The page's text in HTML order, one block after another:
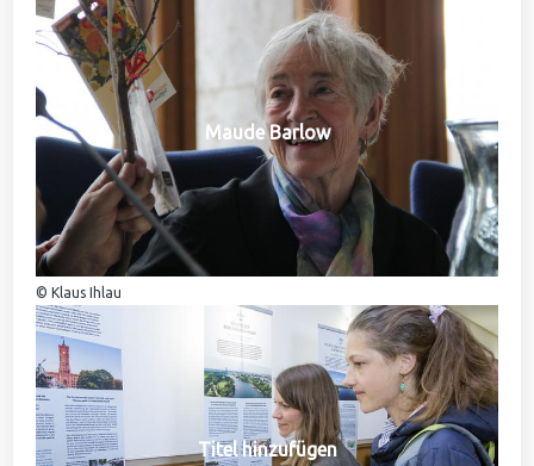
Maude Barlow
© Klaus Ihlau
Titel hinzufügen